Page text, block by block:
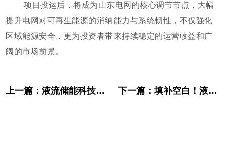
项目投运后，将成为山东电网的核心调节节点，大幅
提升电网对可再生能源的消纳能力与系统韧性，不仅强化
区域能源安全，更为投资者带来持续稳定的运营收益和广
阔的市场前景。
上一篇：液流储能科技与中铁建工二公司战略签约 共筑新型能源体系 下一篇：填补空白！液流储能科技主导的全钒液流电池数字孪生运维团体标准发布